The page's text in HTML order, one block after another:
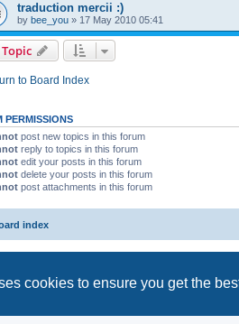
cookies to ensure you get the
traduction mercii :)
by bee_you » 17 May 2010 05:41
to Board Index
PERMISSIONS
post new topics in this forum
reply to topics in this forum
edit your posts in this forum
delete your posts in this forum
post attachments in this forum
index